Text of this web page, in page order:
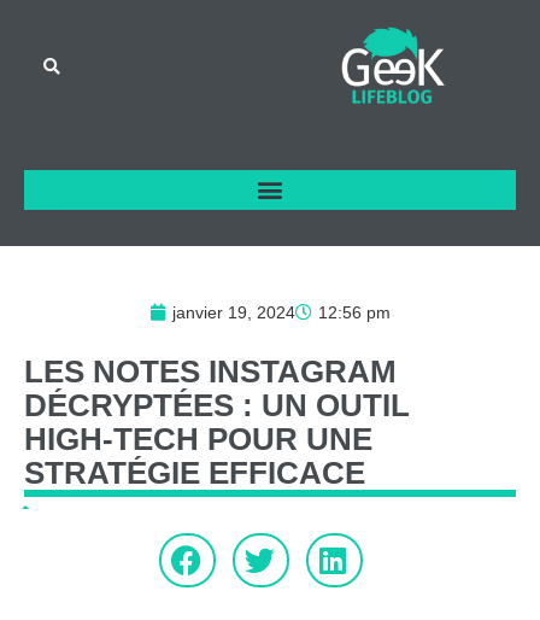
janvier 19, 2024 12:56 pm
LES NOTES INSTAGRAM
DÉCRYPTÉES : UN OUTIL
HIGH-TECH POUR UNE
STRATÉGIE EFFICACE